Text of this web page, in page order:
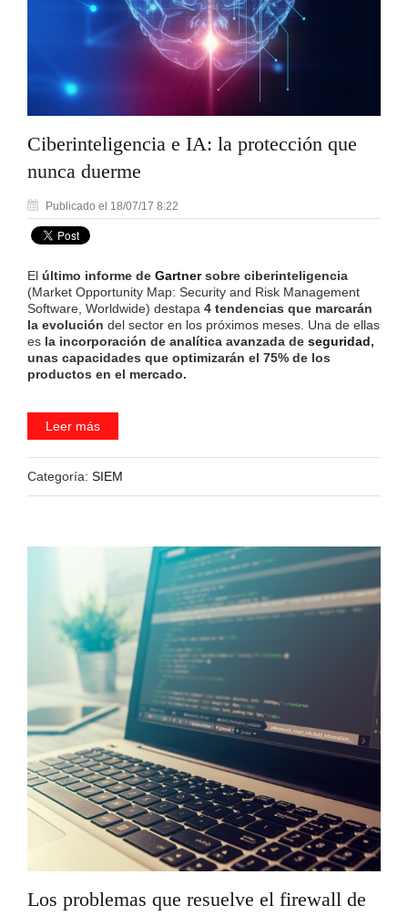
Ciberinteligencia e IA: la protección que
nunca duerme
Publicado el 18/07/17 8:22
El último informe de Gartnersobre ciberinteligencia
(Market Opportunity Map: Security and Risk Management
Software, Worldwide) destapa 4 tendencias que marcarán
la evolución del sector en los próximos meses. Una de ellas
es la incorporación de analítica avanzada de seguridad,
unas capacidades que optimizarán el 75% de los
productos en el mercado.
Leer más
Categoría: SIEM
Los problemas que resuelve el firewall de